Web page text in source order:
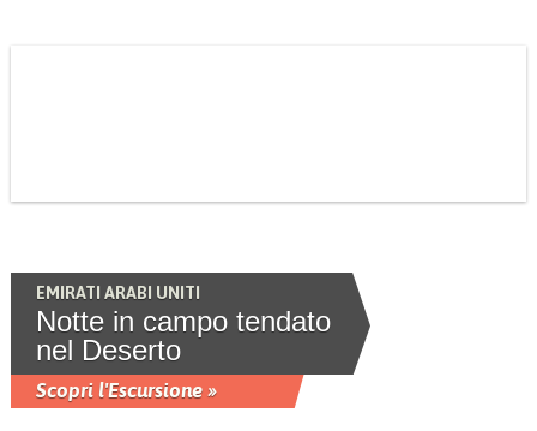
EMIRATI ARABI UNITI
Notte in campo tendato
nel Deserto
Scopri l'Escursione »